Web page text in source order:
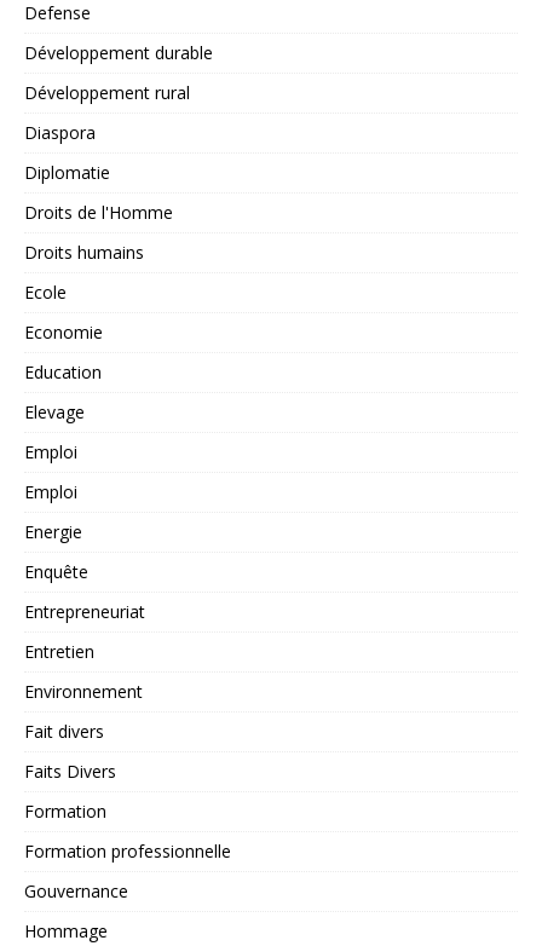
Defense
Développement durable
Développement rural
Diaspora
Diplomatie
Droits de l'Homme
Droits humains
Ecole
Economie
Education
Elevage
Emploi
Emploi
Energie
Enquête
Entrepreneuriat
Entretien
Environnement
Fait divers
Faits Divers
Formation
Formation professionnelle
Gouvernance
Hommage